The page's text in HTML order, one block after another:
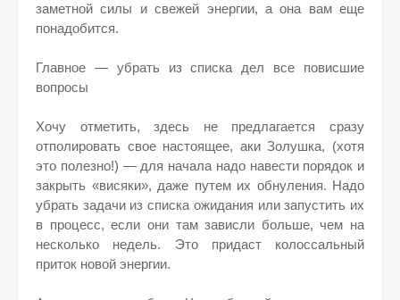
заметной силы и свежей энергии, а она вам еще
понадобится.
Главное — убрать из списка дел все повисшие
вопросы
Хочу отметить, здесь не предлагается сразу
отполировать свое настоящее, аки Золушка, (хотя
это полезно!) — для начала надо навести порядок и
закрыть «висяки», даже путем их обнуления. Надо
убрать задачи из списка ожидания или запустить их
в процесс, если они там зависли больше, чем на
несколько недель. Это придаст колоссальный
приток новой энергии.